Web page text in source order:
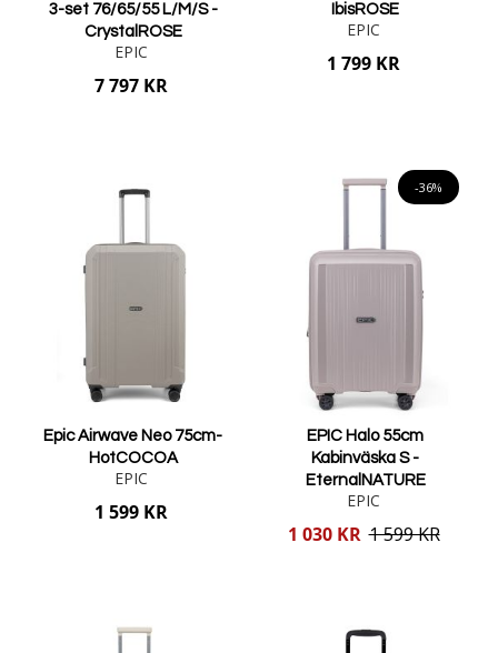
3-set 76/65/55 L/M/S -
CrystalROSE
EPIC
7 797 KR
IbisROSE
EPIC
1 799 KR
Epic Airwave Neo 75cm-
HotCOCOA
EPIC
1 599 KR
-36%
EPIC Halo 55cm
Kabinväska S -
EternalNATURE
EPIC
Reducerat
1 030 KR 1 599 KR